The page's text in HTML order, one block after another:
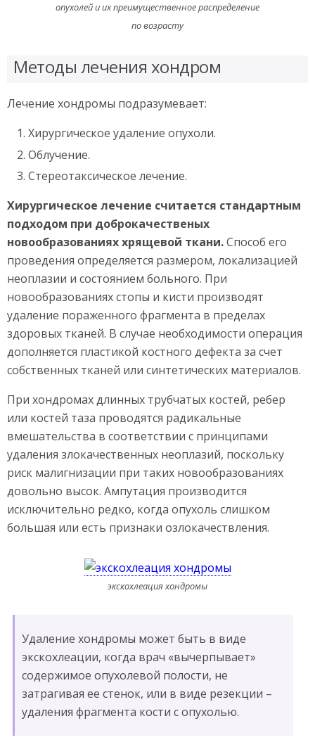
опухолей и их преимущественное распределение
по возрасту
Методы лечения хондром
Лечение хондромы подразумевает:
Хирургическое удаление опухоли.
Облучение.
Стереотаксическое лечение.
Хирургическое лечение считается стандартным
подходом при доброкачественых
новообразованиях хрящевой ткани.Способ его
проведения определяется размером, локализацией
неоплазии и состоянием больного. При
новообразованиях стопы и кисти производят
удаление пораженного фрагмента в пределах
здоровых тканей. В случае необходимости операция
дополняется пластикой костного дефекта за счет
собственных тканей или синтетических материалов.
При хондромах длинных трубчатых костей, ребер
или костей таза проводятся радикальные
вмешательства в соответствии с принципами
удаления злокачественных неоплазий, поскольку
риск малигнизации при таких новообразованиях
довольно высок. Ампутация производится
исключительно редко, когда опухоль слишком
большая или есть признаки озлокачествления.
экскохлеация хондромы
Удаление хондромы может быть в виде
экскохлеации, когда врач «вычерпывает»
содержимое опухолевой полости, не
затрагивая ее стенок, или в виде резекции –
удаления фрагмента кости с опухолью.